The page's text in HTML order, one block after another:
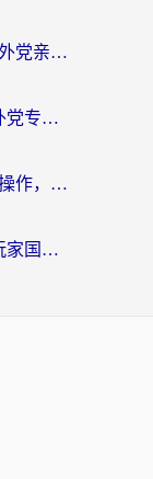
澳大利亚怎么玩放开那三国3？海外党亲测有效的国服游戏加速指南
在欧洲玩新诛仙总卡顿？这份海外党专属加速器指南帮你解决延迟难题
在英国玩鸣潮：从延迟999到丝滑操作，我是怎么做到的？
在国外还能打失落城堡吗？海外玩家国服游戏加速终极指南（附北美玩online加速器下载技巧）